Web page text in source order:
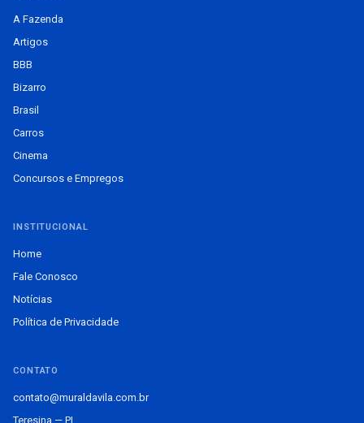
A Fazenda
Artigos
BBB
Bizarro
Brasil
Carros
Cinema
Concursos e Empregos
INSTITUCIONAL
Home
Fale Conosco
Notícias
Política de Privacidade
CONTATO
contato@muraldavila.com.br
Teresina — PI